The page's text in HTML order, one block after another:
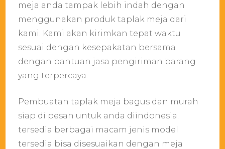
meja anda tampak lebih indah dengan
menggunakan produk taplak meja dari
kami. Kami akan kirimkan tepat waktu
sesuai dengan kesepakatan bersama
dengan bantuan jasa pengiriman barang
yang terpercaya.
Pembuatan taplak meja bagus dan murah
siap di pesan untuk anda diindonesia.
tersedia berbagai macam jenis model
tersedia bisa disesuaikan dengan meja